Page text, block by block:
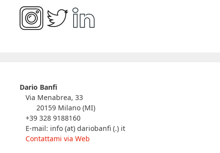
Dario Banfi
Via Menabrea, 33
20159 Milano (MI)
+39 328 9188160
E-mail: info (at) dariobanfi (.) it
Contattami via Web